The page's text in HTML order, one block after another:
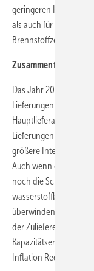
geringeren
als auch für die
Brennstoffzellentypen
Zusammenfassung
Das Jahr 2022 war
Lieferungen in einige
Hauptlieferanten
Lieferungen nach
größere Interesse an
Auch wenn das
noch die Schwelle der
überwinden. Dies
der
Inflation Reduction Act